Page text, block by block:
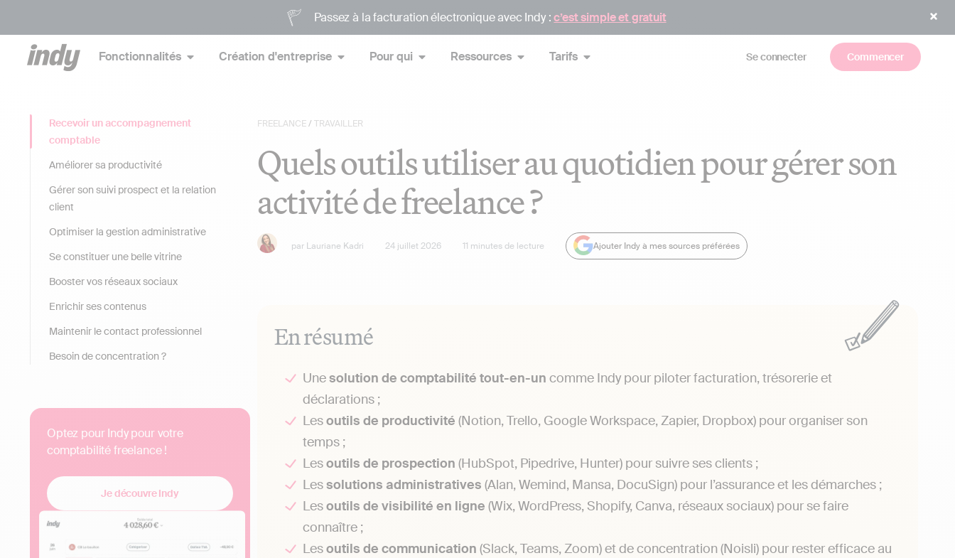
Passez à la facturation électronique avec Indy :c’est simple et gratuit
Fonctionnalités Création d'entreprise Pour qui Ressources Tarifs Se connecter Commencer
FREELANCE/ TRAVAILLER
Quels outils utiliser au quotidien pour gérer son
activité de freelance ?
par Lauriane Kadri 24 juillet 2026 11 minutes de lecture Ajouter Indy à mes sources préférées
En résumé
Unesolution de comptabilité tout-en-un comme Indy pour piloter facturation, trésorerie et
déclarations ;
Lesoutils de productivité (Notion, Trello, Google Workspace, Zapier, Dropbox) pour organiser son
temps ;
Lesoutils de prospection (HubSpot, Pipedrive, Hunter) pour suivre ses clients ;
Lessolutions administratives (Alan, Wemind, Mansa, DocuSign) pour l’assurance et les démarches ;
Lesoutils de visibilité en ligne (Wix, WordPress, Shopify, Canva, réseaux sociaux) pour se faire
connaître ;
Lesoutils de communication (Slack, Teams, Zoom) et de concentration (Noisli) pour rester efficace au
Recevoir un accompagnement
comptable
Améliorer sa productivité
Gérer son suivi prospect et la relation
client
Optimiser la gestion administrative
Se constituer une belle vitrine
Booster vos réseaux sociaux
Enrichir ses contenus
Maintenir le contact professionnel
Besoin de concentration ?
Optez pour Indy pour votre
comptabilité freelance !
Je découvre Indy